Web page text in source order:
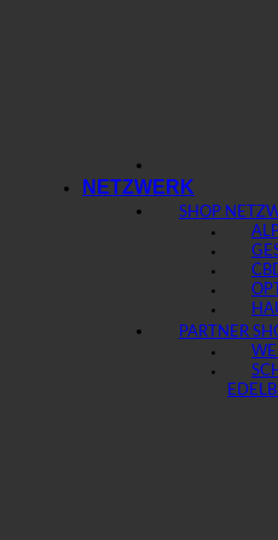
NETZWERK
SHOP
PARTNER